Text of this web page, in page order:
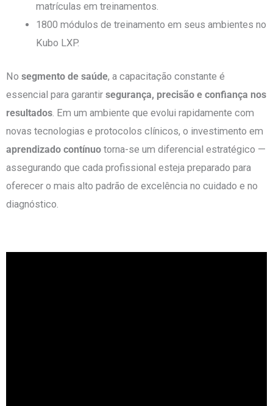
matrículas em treinamentos.
1800 módulos de treinamento em seus ambientes no
Kubo LXP.
No segmento de saúde, a capacitação constante é
essencial para garantir segurança, precisão e confiança nos
resultados . Em um ambiente que evolui rapidamente com
novas tecnologias e protocolos clínicos, o investimento em
aprendizado contínuo torna-se um diferencial estratégico —
assegurando que cada profissional esteja preparado para
oferecer o mais alto padrão de excelência no cuidado e no
diagnóstico.